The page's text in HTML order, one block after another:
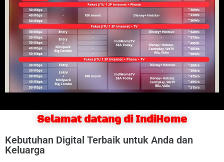
Selamat datang di IndiHome
Kebutuhan Digital Terbaik untuk Anda dan
Keluarga